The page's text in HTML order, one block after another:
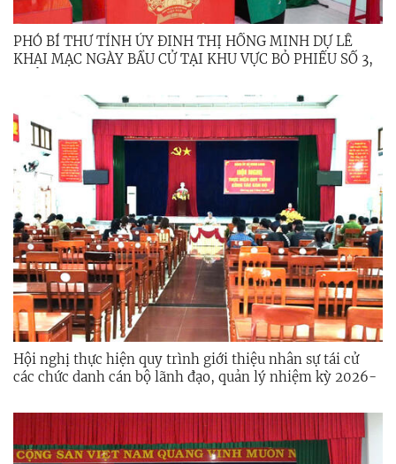
PHÓ BÍ THƯ TỈNH ỦY ĐINH THỊ HỒNG MINH DỰ LỄ
KHAI MẠC NGÀY BẦU CỬ TẠI KHU VỰC BỎ PHIẾU SỐ 3,
Hội nghị thực hiện quy trình giới thiệu nhân sự tái cử
các chức danh cán bộ lãnh đạo, quản lý nhiệm kỳ 2026-